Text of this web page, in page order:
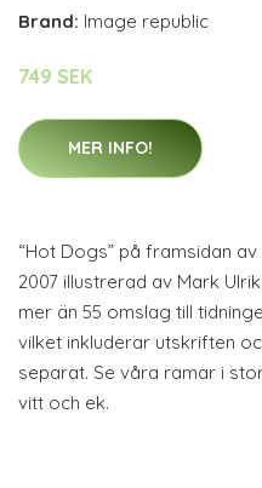
Brand: Image republic
749 SEK
MER INFO!
“Hot Dogs” på framsidan
2007 illustrerad av Mark
mer än 55 omslag till
vilket inkluderar utskriften
separat. Se våra ramar i
vitt och ek.